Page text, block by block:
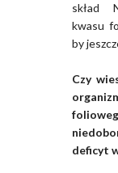
skład
kwasu
by
Czy
deficyt